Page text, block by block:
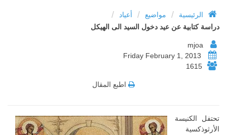
الرئيسية / مواضيع / أعياد /
دراسة كتابية عن عيد دخول السيد الى الهيكل
1615
اطبع المقال
تحتفل الكنيسة
الأرثوذكسية